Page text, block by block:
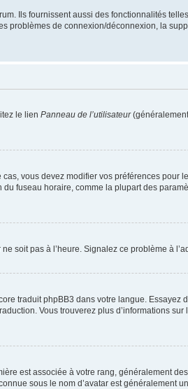
Ils fournissent aussi des fonctionnalités
problèmes de connexion/déconnexion, la
le lien Panneau de l’utilisateur
vous devez modifier vos préférences pour
fuseau horaire, comme la plupart des
soit pas à l’heure. Signalez ce problème à
traduit phpBB3 dans votre langue. Essayez
Vous trouverez plus d’informations sur
est associée à votre rang, généralement
sous le nom d’avatar est généralement